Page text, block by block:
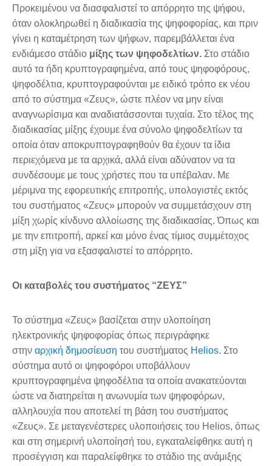
Προκειμένου να διασφαλιστεί το απόρρητο της ψήφου,
όταν ολοκληρωθεί η διαδικασία της ψηφοφορίας, και πριν
γίνει η καταμέτρηση των ψήφων, παρεμβάλλεται ένα
ενδιάμεσο στάδιο μίξης των ψηφοδελτίων. Στο στάδιο
αυτό τα ήδη κρυπτογραφημένα, από τους ψηφοφόρους,
ψηφοδέλτια, κρυπτογραφούνται με ειδικό τρόπο εκ νέου
από το σύστημα «Ζευς», ώστε πλέον να μην είναι
αναγνωρίσιμα και αναδιατάσσονται τυχαία. Στο τέλος της
διαδικασίας μίξης έχουμε ένα σύνολο ψηφοδελτίων τα
οποία όταν αποκρυπτογραφηθούν θα έχουν τα ίδια
περιεχόμενα με τα αρχικά, αλλά είναι αδύνατον να τα
συνδέσουμε με τους χρήστες που τα υπέβαλαν. Με
μέριμνα της εφορευτικής επιτροπής, υπολογιστές εκτός
του συστήματος «Ζευς» μπορούν να συμμετάσχουν στη
μίξη χωρίς κίνδυνο αλλοίωσης της διαδικασίας. Όπως και
με την επιτροπή, αρκεί και μόνο ένας τίμιος συμμέτοχος
στη μίξη για να εξασφαλιστεί το απόρρητο.
Οι καταβολές του συστήματος “ΖΕΥΣ”
Το σύστημα «Ζευς» βασίζεται στην υλοποίηση
ηλεκτρονικής ψηφοφορίας όπως περιγράφηκε
στην αρχική δημοσίευση του συστήματος Helios. Στο
σύστημα αυτό οι ψηφοφόροι υποβάλλουν
κρυπτογραφημένα ψηφοδέλτια τα οποία ανακατεύονται
ώστε να διατηρείται η ανωνυμία των ψηφοφόρων,
αλληλουχία που αποτελεί τη βάση του συστήματος
«Ζευς». Σε μεταγενέστερες υλοποιήσεις του Helios, όπως
και στη σημερινή υλοποίησή του, εγκαταλείφθηκε αυτή η
προσέγγιση και παραλείφθηκε το στάδιο της ανάμιξης